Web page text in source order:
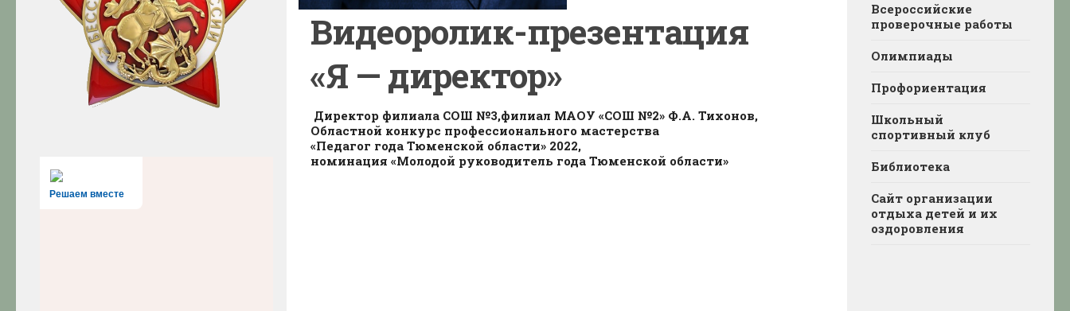
Видеоролик-презентация
«Я — директор»
Директор филиала СОШ №3,филиал МАОУ «СОШ №2» Ф.А. Тихонов,
Областной конкурс профессионального мастерства
«Педагог года Тюменской области» 2022,
номинация «Молодой руководитель года Тюменской области»
Решаем вместе
Всероссийские
проверочные работы
Олимпиады
Профориентация
Школьный
спортивный клуб
Библиотека
Сайт организации
отдыха детей и их
оздоровления